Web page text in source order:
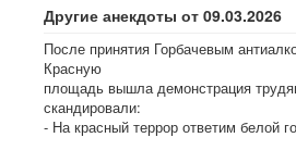
Другие анекдоты от 09.03.2026
После принятия Горбачевым
Красную
площадь вышла демонстрация
скандировали:
- На красный террор ответим белой